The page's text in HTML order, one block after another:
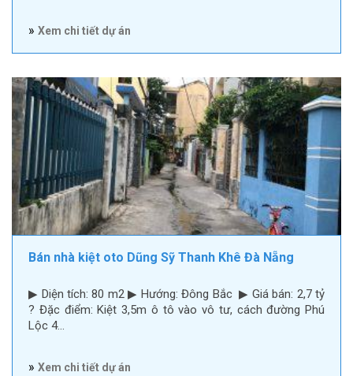
» Xem chi tiết dự án
Bán nhà kiệt oto Dũng Sỹ Thanh Khê Đà Nẵng
▶ Diện tích: 80 m2 ▶ Hướng: Đông Bắc ▶ Giá bán: 2,7 tỷ
? Đặc điểm: Kiệt 3,5m ô tô vào vô tư, cách đường Phú
Lộc 4…
» Xem chi tiết dự án